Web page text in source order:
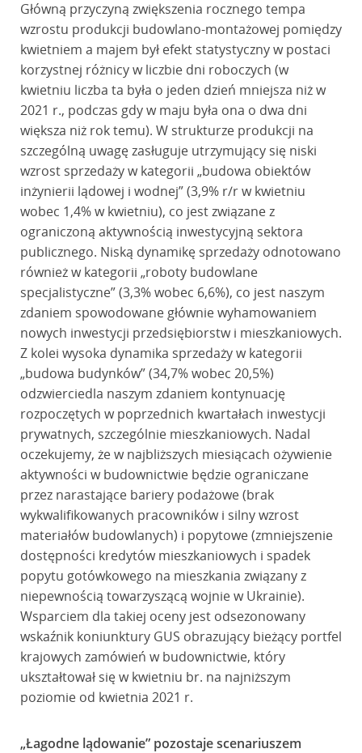
Główną przyczyną zwiększenia rocznego tempa
wzrostu produkcji budowlano-montażowej pomiędzy
kwietniem a majem był efekt statystyczny w postaci
korzystnej różnicy w liczbie dni roboczych (w
kwietniu liczba ta była o jeden dzień mniejsza niż w
2021 r., podczas gdy w maju była ona o dwa dni
większa niż rok temu). W strukturze produkcji na
szczególną uwagę zasługuje utrzymujący się niski
wzrost sprzedaży w kategorii „budowa obiektów
inżynierii lądowej i wodnej” (3,9% r/r w kwietniu
wobec 1,4% w kwietniu), co jest związane z
ograniczoną aktywnością inwestycyjną sektora
publicznego. Niską dynamikę sprzedaży odnotowano
również w kategorii „roboty budowlane
specjalistyczne” (3,3% wobec 6,6%), co jest naszym
zdaniem spowodowane głównie wyhamowaniem
nowych inwestycji przedsiębiorstw i mieszkaniowych.
Z kolei wysoka dynamika sprzedaży w kategorii
„budowa budynków” (34,7% wobec 20,5%)
odzwierciedla naszym zdaniem kontynuację
rozpoczętych w poprzednich kwartałach inwestycji
prywatnych, szczególnie mieszkaniowych. Nadal
oczekujemy, że w najbliższych miesiącach ożywienie
aktywności w budownictwie będzie ograniczane
przez narastające bariery podażowe (brak
wykwalifikowanych pracowników i silny wzrost
materiałów budowlanych) i popytowe (zmniejszenie
dostępności kredytów mieszkaniowych i spadek
popytu gotówkowego na mieszkania związany z
niepewnością towarzyszącą wojnie w Ukrainie).
Wsparciem dla takiej oceny jest odsezonowany
wskaźnik koniunktury GUS obrazujący bieżący portfel
krajowych zamówień w budownictwie, który
ukształtował się w kwietniu br. na najniższym
poziomie od kwietnia 2021 r.
„Łagodne lądowanie” pozostaje scenariuszem